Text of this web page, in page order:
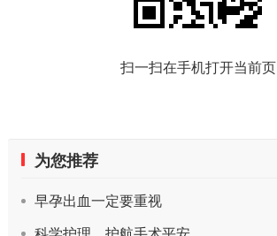
扫一扫在手机打开当前页
为您推荐
早孕出血一定要重视